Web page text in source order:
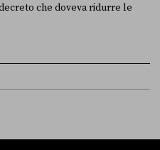
che doveva ridurre le